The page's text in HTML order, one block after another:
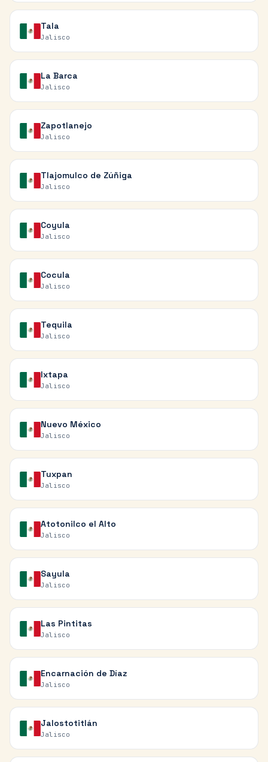
Tala
Jalisco
La Barca
Jalisco
Zapotlanejo
Jalisco
Tlajomulco de Zúñiga
Jalisco
Coyula
Jalisco
Cocula
Jalisco
Tequila
Jalisco
Ixtapa
Jalisco
Nuevo México
Jalisco
Tuxpan
Jalisco
Atotonilco el Alto
Jalisco
Sayula
Jalisco
Las Pintitas
Jalisco
Encarnación de Díaz
Jalisco
Jalostotitlán
Jalisco